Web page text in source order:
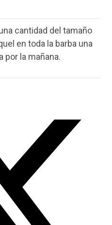
cantidad del tamaño
en toda la barba una
por la mañana.